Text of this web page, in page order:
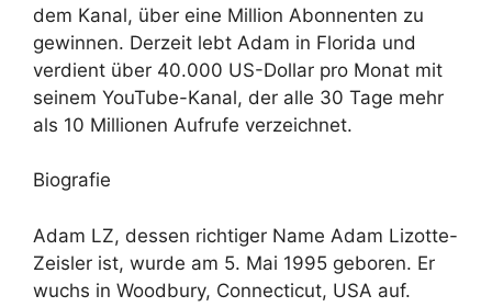
dem Kanal, über eine Million Abonnenten zu
gewinnen. Derzeit lebt Adam in Florida und
verdient über 40.000 US-Dollar pro Monat mit
seinem YouTube-Kanal, der alle 30 Tage mehr
als 10 Millionen Aufrufe verzeichnet.
Biografie
Adam LZ, dessen richtiger Name Adam Lizotte-
Zeisler ist, wurde am 5. Mai 1995 geboren. Er
wuchs in Woodbury, Connecticut, USA auf.